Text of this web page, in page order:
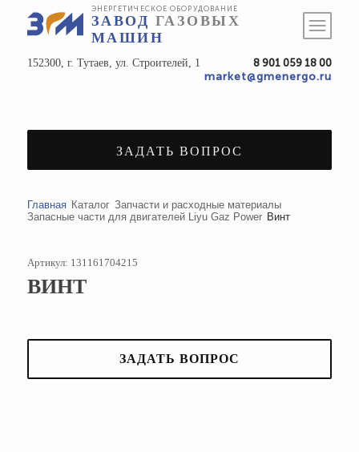
ЭНЕРГЕТИЧЕСКОЕ ОБОРУДОВАНИЕ
ЗАВОД ГАЗОВЫХ
МАШИН
152300, г. Тутаев, ул. Строителей, 1 8 901 059 18 00
market@gmenergo.ru
ЗАДАТЬ ВОПРОС
Главная Каталог Запчасти и расходные материалы
Запасные части для двигателей Liyu Gaz Power Винт
Артикул: 131161704215
ВИНТ
ЗАДАТЬ ВОПРОС